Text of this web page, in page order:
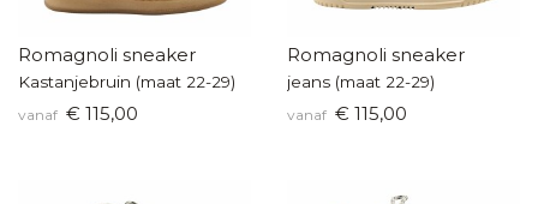
Romagnoli sneaker
Kastanjebruin (maat 22-29)
vanaf € 115,00
Romagnoli sneaker
jeans (maat 22-29)
vanaf € 115,00